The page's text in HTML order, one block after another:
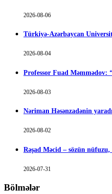
2026-08-06
Türkiyə-Azərbaycan
2026-08-04
Professor Fuad
2026-08-03
Nəriman Həsənzadənin
2026-08-02
Rəşad Məcid – sözün
2026-07-31
Bölmələr